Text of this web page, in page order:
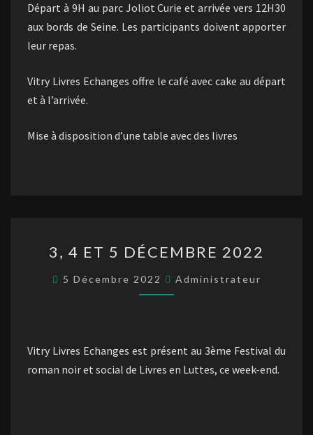
Départ à 9H au parc Joliot Curie et arrivée vers 12H30
aux bords de Seine. Les participants doivent apporter
leur repas.
Vitry Livres Echanges offre le café avec cake au départ
et à l’arrivée.
Mise à disposition d’une table avec des livres
4
ET
5
3, 4 ET 5 DÉCEMBRE 2022
5 Décembre 2022 Administrateur
Vitry Livres Echanges est présent au 3ème Festival du
roman noir et social de Livres en Luttes, ce week-end.